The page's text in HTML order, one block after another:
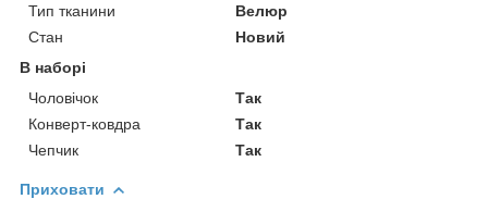
Тип тканини
Велюр
Стан
Новий
В наборі
Чоловічок
Так
Конверт-ковдра
Так
Чепчик
Так
Приховати